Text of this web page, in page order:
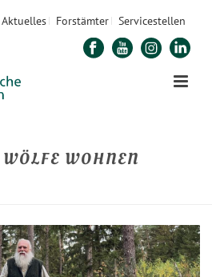
Aktuelles Forstämter Servicestellen
WOHNEN